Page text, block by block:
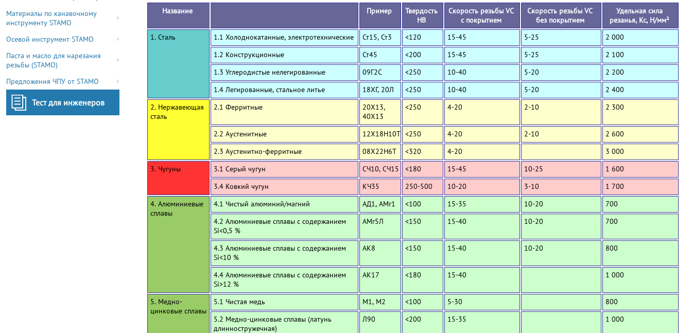
Материалы по канавочному
инструменту STAMO
Осевой инструмент STAMO
Паста и масло для нарезания
резьбы (STAMO)
Предложения ЧПУ от STAMO
Тест для инженеров
Название Пример
Твердость
HB
Скорость резьбы VC
с покрытием
Скорость резьбы VC
без покрытием
Удельная сила
резанья, Кс, Н/мм²
1. Сталь
1.1 Холоднокатанные, электротехнические Ст15, Ст3 <120 15-45 5-25
2 000
1.2 Конструкционные
Ст45 <200 15-45 5-25
2 100
1.3 Углеродистые нелегированные
09Г2С <250 10-40 5-20
2 200
1.4 Легированные, стальное литье
18ХГ, 20Л <250 10-40 5-20
2 400
2. Нержавеющая
сталь
2.1 Ферритные
20Х13,
40Х13
<250 4-20 2-10 2 300
2.2 Аустенитные 12Х18Н10Т <250 4-20 2-10
2 600
2.3 Аустенитно-ферритные
08Х22Н6Т <320 4-20
3 000
3. Чугуны
3.1 Серый чугун СЧ10, СЧ15 <180 15-45 10-25
1 600
3.4 Ковкий чугун
КЧ35 250-500 10-20 3-10
1 700
4. Алюминиевые
сплавы
4.1 Чистый алюминий/магний АД1, АМг1 <100 15-35 10-20
700
4.2 Алюминиевые сплавы с содержанием
Si<0,5 %
АМг5Л <150 15-40 10-20 700
4.3 Алюминиевые сплавы с содержанием
Si<10 %
АК8 <150 15-40 10-20 800
4.4 Алюминиевые сплавы с содержанием
Si>12 %
АК17 <180 15-40 1 000
5. Медно-
цинковые сплавы
5.1 Чистая медь М1, М2 <100 5-30
800
5.2 Медно-цинковые сплавы (латунь
длинностружечная)
Л90 <200 15-35 1 000